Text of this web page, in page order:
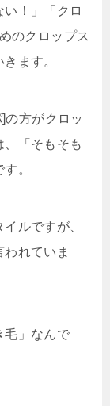
い！」「クロ
のクロップス
ます。
の方がクロッ
「そもそも
。
ルですが、
れていま
毛」なんで